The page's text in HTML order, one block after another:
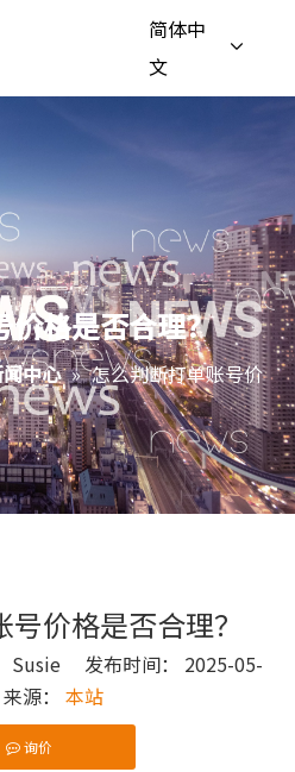
简体中
文
价格是否合理？
中心 » 怎么判断打单账号价
价格是否合理？
Susie 发布时间： 2025-05-
源： 本站
询价